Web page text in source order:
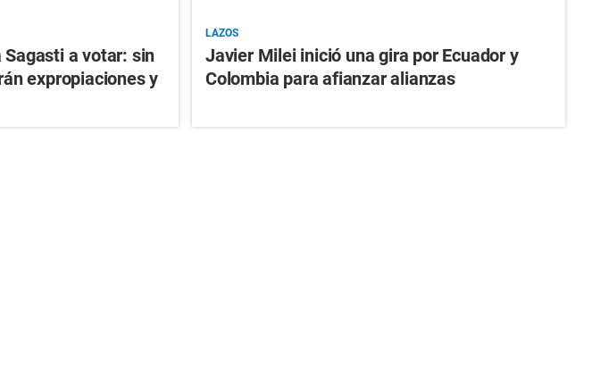
Sagasti a votar: sin
expropiaciones y
LAZOS
Javier Milei inició una gira por Ecuador y
Colombia para afianzar alianzas